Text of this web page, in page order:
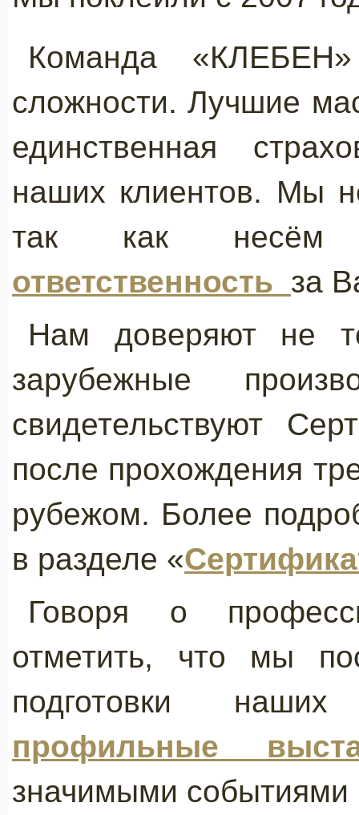
Команда
сложности. Лучшие
единственная
наших клиентов. Мы
так как
ответственность за
Нам доверяют не
зарубежные
свидетельствуют
после прохождения
рубежом. Более
в разделе «
Говоря о
отметить, что мы
подготовки
профильные
значимыми событиями